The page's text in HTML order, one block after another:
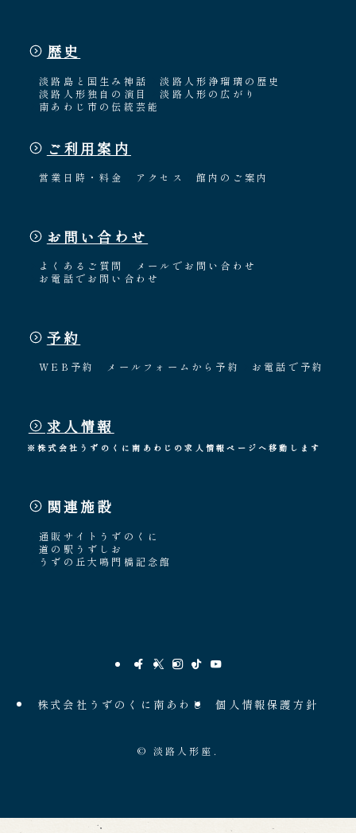
歴史
淡路島と国生み神話
淡路人形浄瑠璃の歴史
淡路人形独自の演目
淡路人形の広がり
南あわじ市の伝統芸能
ご利用案内
営業日時・料金 アクセス 館内のご案内
お問い合わせ
よくあるご質問
メールでお問い合わせ
お電話でお問い合わせ
予約
WEB予約 メールフォームから予約 お電話で予約
求人情報
※株式会社うずのくに南あわじの求人情報ページへ移動します
関連施設
通販サイトうずのくに
道の駅うずしお
うずの丘大鳴門橋記念館
株式会社うずのくに南あわじ 個人情報保護方針
© 淡路人形座.